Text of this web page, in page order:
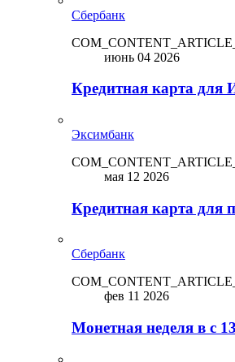
Сбербанк
июнь 04 2026
Кредитная карта для
Эксимбанк
мая 12 2026
Кредитная карта для
Сбербанк
фев 11 2026
Монетная неделя в с